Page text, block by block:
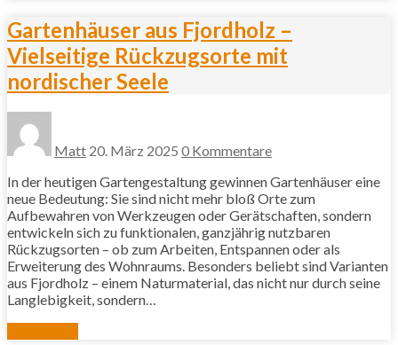
Gartenhäuser aus Fjordholz –
Vielseitige Rückzugsorte mit
nordischer Seele
Matt 20. März 2025 0 Kommentare
In der heutigen Gartengestaltung gewinnen Gartenhäuser eine
neue Bedeutung: Sie sind nicht mehr bloß Orte zum
Aufbewahren von Werkzeugen oder Gerätschaften, sondern
entwickeln sich zu funktionalen, ganzjährig nutzbaren
Rückzugsorten – ob zum Arbeiten, Entspannen oder als
Erweiterung des Wohnraums. Besonders beliebt sind Varianten
aus Fjordholz – einem Naturmaterial, das nicht nur durch seine
Langlebigkeit, sondern…